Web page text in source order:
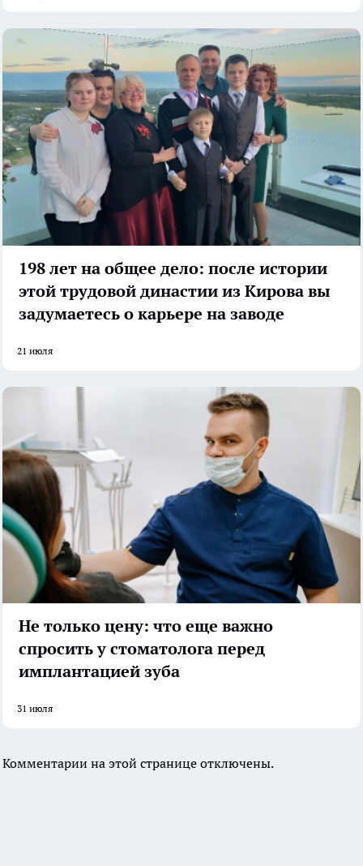
198 лет на общее дело: после истории
этой трудовой династии из Кирова вы
задумаетесь о карьере на заводе
21 июля
Не только цену: что еще важно
спросить у стоматолога перед
имплантацией зуба
31 июля
Комментарии на этой странице отключены.